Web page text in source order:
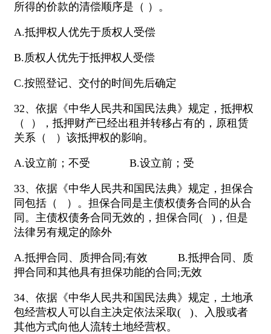
所得的价款的清偿顺序是（ ）。
A.抵押权人优先于质权人受偿
B.质权人优先于抵押权人受偿
C.按照登记、交付的时间先后确定
32、依据《中华人民共和国民法典》规定，抵押权
（ ），抵押财产已经出租并转移占有的，原租赁
关系（ ）该抵押权的影响。
A.设立前；不受 B.设立前；受
33、依据《中华人民共和国民法典》规定，担保合
同包括（ ）。担保合同是主债权债务合同的从合
同。主债权债务合同无效的，担保合同( )，但是
法律另有规定的除外
A.抵押合同、质押合同;有效 B.抵押合同、质
押合同和其他具有担保功能的合同;无效
34、依据《中华人民共和国民法典》规定，土地承
包经营权人可以自主决定依法采取( )、入股或者
其他方式向他人流转土地经营权。